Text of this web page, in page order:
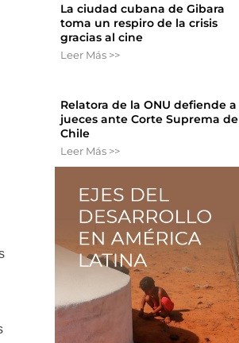
La ciudad cubana de Gibara
toma un respiro de la crisis
gracias al cine
Leer Más >>
Relatora de la ONU defiende a
jueces ante Corte Suprema de
Chile
Leer Más >>